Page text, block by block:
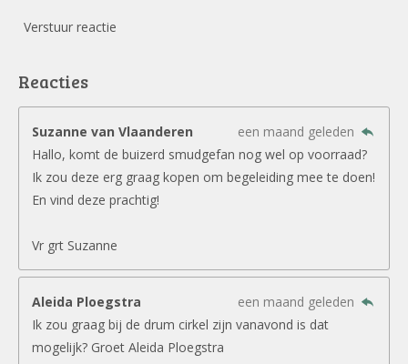
Verstuur reactie
Reacties
Suzanne van Vlaanderen
een maand geleden
Hallo, komt de buizerd smudgefan nog wel op voorraad?
Ik zou deze erg graag kopen om begeleiding mee te doen!
En vind deze prachtig!
Vr grt Suzanne
Aleida Ploegstra
een maand geleden
Ik zou graag bij de drum cirkel zijn vanavond is dat
mogelijk? Groet Aleida Ploegstra